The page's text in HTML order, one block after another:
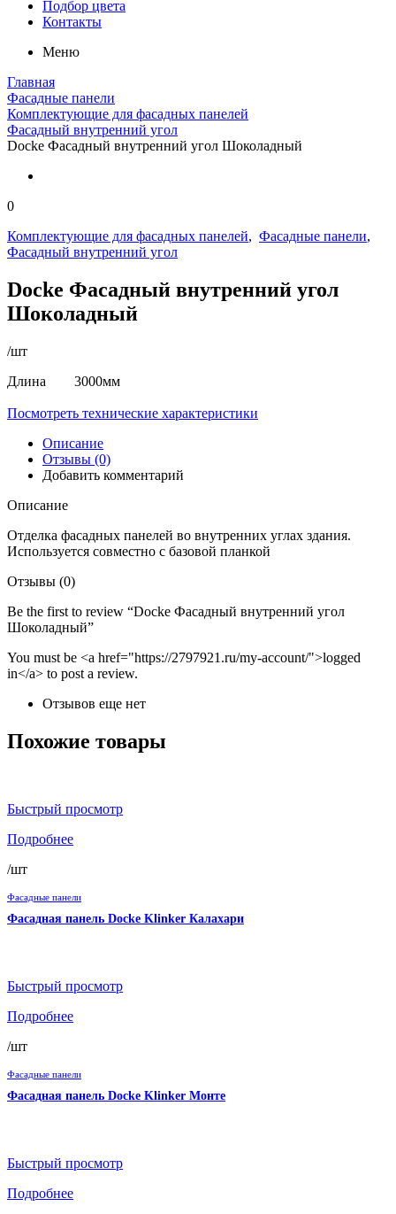
Подбор цвета
Контакты
Меню
Главная
Фасадные панели
Комплектующие для фасадных панелей
Фасадный внутренний угол
Docke Фасадный внутренний угол Шоколадный
0
Комплектующие для фасадных панелей, Фасадные панели,
Фасадный внутренний угол
Docke Фасадный внутренний угол
Шоколадный
/шт
Длина 3000мм
Посмотреть технические характеристики
Описание
Отзывы (0)
Добавить комментарий
Описание
Отделка фасадных панелей во внутренних углах здания.
Используется совместно с базовой планкой
Отзывы (0)
Be the first to review “Docke Фасадный внутренний угол
Шоколадный”
You must be <a href="https://2797921.ru/my-account/">logged
in</a> to post a review.
Отзывов еще нет
Похожие товары
Быстрый просмотр
Подробнее
/шт
Фасадные панели
Фасадная панель Docke Klinker Калахари
Быстрый просмотр
Подробнее
/шт
Фасадные панели
Фасадная панель Docke Klinker Монте
Быстрый просмотр
Подробнее